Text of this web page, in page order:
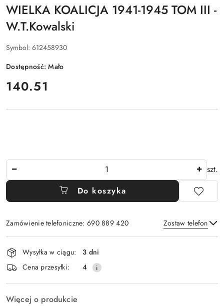
WIELKA KOALICJA 1941-1945 TOM III -
W.T.Kowalski
Symbol: 612458930
Dostępność:Mało
cena:
140.51
szt.
Do koszyka
Zamówienie telefoniczne: 690 889 420 Zostaw telefon
Wyślij
Dostępność
i
dostawa
Wysyłka w ciągu:
3 dni
Cena przesyłki:
4
Więcej o produkcie